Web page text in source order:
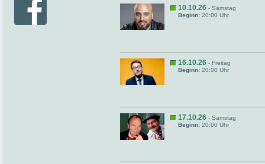
10.10.26 - Samstag
Beginn: 20:00 Uhr
16.10.26 - Freitag
Beginn: 20:00 Uhr
17.10.26 - Samstag
Beginn: 20:00 Uhr